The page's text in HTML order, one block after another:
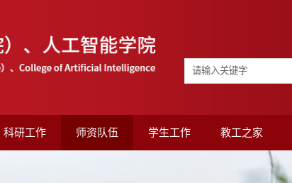
科研工作 师资队伍 学生工作 教工之家